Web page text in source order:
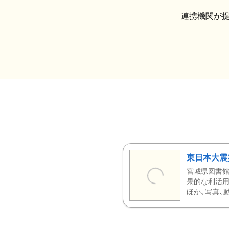
連携機関が
東日本大
宮城県図書
果的な利活
ほか、写真、